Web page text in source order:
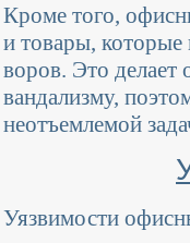
Кроме того,
и товары,
воров. Это
вандализму,
неотъемлемой
Уязвимости